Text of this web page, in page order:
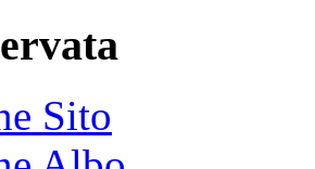
Sito